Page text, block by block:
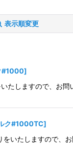
表示順変更
#1000]
たしますので、お
ク#1000TC]
いたしますので